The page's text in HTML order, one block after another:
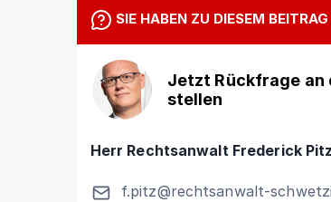
SIE HABEN ZU DIESEM
Jetzt Rückfrage an
stellen
Herr Rechtsanwalt Frederick Pitz
f.pitz@rechtsanwalt-